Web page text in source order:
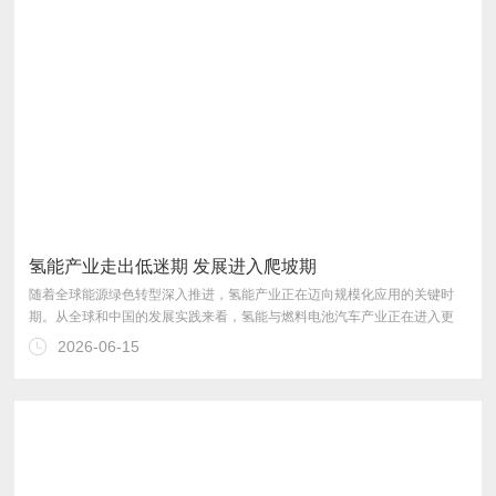
氢能产业走出低迷期 发展进入爬坡期
2026-06-15